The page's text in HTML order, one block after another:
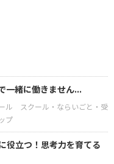
一緒に働きません...
ル
スクール・ならいごと・受
プ
役立つ！思考力を育てる